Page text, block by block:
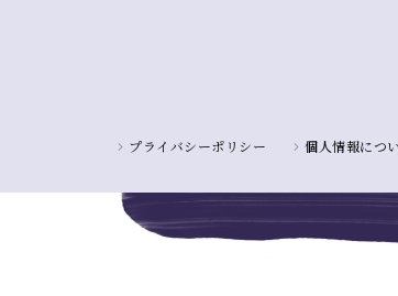
プライバシーポリシー 個人情報につ